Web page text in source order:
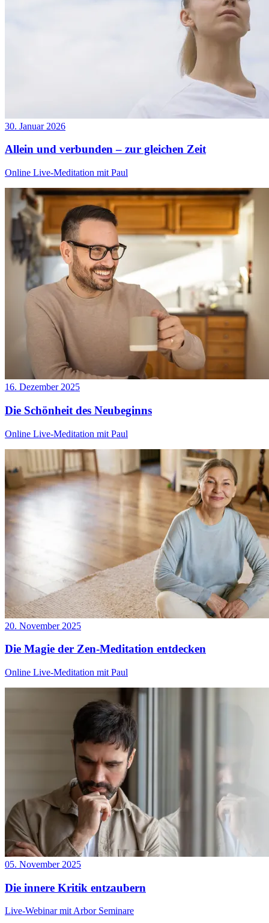
30. Januar 2026
Allein und verbunden – zur gleichen Zeit
Online Live-Meditation mit Paul
16. Dezember 2025
Die Schönheit des Neubeginns
Online Live-Meditation mit Paul
20. November 2025
Die Magie der Zen-Meditation entdecken
Online Live-Meditation mit Paul
05. November 2025
Die innere Kritik entzaubern
Live-Webinar mit Arbor Seminare